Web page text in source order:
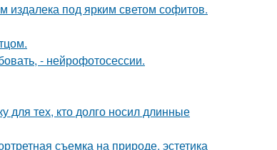
издалека под ярким светом софитов.
- нейрофотосессии.
для тех, кто долго носил длинные
съемка на природе, эстетика